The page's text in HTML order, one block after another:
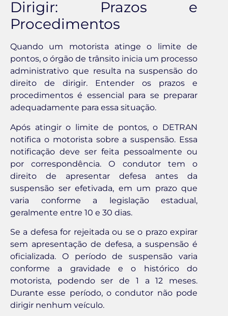
Dirigir: Prazos e
Procedimentos
Quando um motorista atinge o limite de
pontos, o órgão de trânsito inicia um processo
administrativo que resulta na suspensão do
direito de dirigir. Entender os prazos e
procedimentos é essencial para se preparar
adequadamente para essa situação.
Após atingir o limite de pontos, o DETRAN
notifica o motorista sobre a suspensão. Essa
notificação deve ser feita pessoalmente ou
por correspondência. O condutor tem o
direito de apresentar defesa antes da
suspensão ser efetivada, em um prazo que
varia conforme a legislação estadual,
geralmente entre 10 e 30 dias.
Se a defesa for rejeitada ou se o prazo expirar
sem apresentação de defesa, a suspensão é
oficializada. O período de suspensão varia
conforme a gravidade e o histórico do
motorista, podendo ser de 1 a 12 meses.
Durante esse período, o condutor não pode
dirigir nenhum veículo.